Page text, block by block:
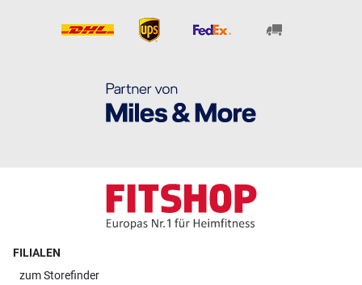
FILIALEN
zumStorefinder